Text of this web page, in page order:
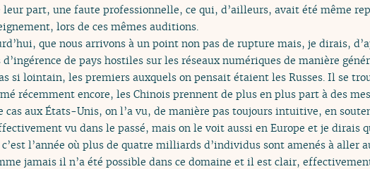
part, une faute professionnelle, ce qui, d’ailleurs, avait été même
lors de ces mêmes auditions.
que nous arrivons à un point non pas de rupture mais, je dirais,
de pays hostiles sur les réseaux numériques de manière
si lointain, les premiers auxquels on pensait étaient les Russes. Il se
récemment encore, les Chinois prennent de plus en plus part à des
cas aux États-Unis, on l’a vu, de manière pas toujours intuitive, en
vu dans le passé, mais on le voit aussi en Europe et je dirais
l’année où plus de quatre milliards d’individus sont amenés à aller
jamais il n’a été possible dans ce domaine et il est clair,